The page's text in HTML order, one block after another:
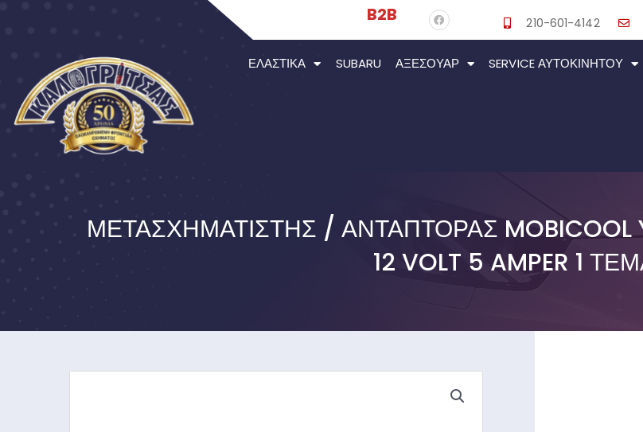
B2B 210-601-4142
ΕΛΑΣΤΙΚΆ SUBARU ΑΞΕΣΟΥΆΡ SERVICE ΑΥΤΟΚΙΝΉΤΟΥ
ΜΕΤΑΣΧΗΜΑΤΙΣΤΉΣ / ΑΝΤΆΠΤΟΡΑΣ MOBICOOL
12 VOLT 5 AMPER 1